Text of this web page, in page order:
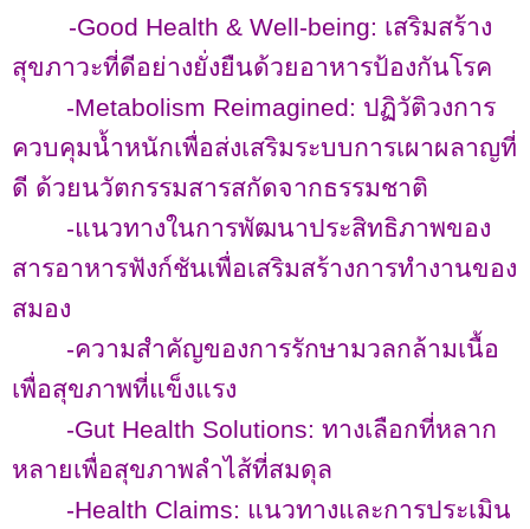
-Good Health & Well-being: เสริมสร้าง
สุขภาวะที่ดีอย่างยั่งยืนด้วยอาหารป้องกันโรค
-Metabolism Reimagined: ปฏิวัติวงการ
ควบคุมน้ำหนักเพื่อส่งเสริมระบบการเผาผลาญที่
ดี ด้วยนวัตกรรมสารสกัดจากธรรมชาติ
-แนวทางในการพัฒนาประสิทธิภาพของ
สารอาหารฟังก์ชันเพื่อเสริมสร้างการทำงานของ
สมอง
-ความสำคัญของการรักษามวลกล้ามเนื้อ
เพื่อสุขภาพที่แข็งแรง
-Gut Health Solutions: ทางเลือกที่หลาก
หลายเพื่อสุขภาพลำไส้ที่สมดุล
-Health Claims: แนวทางและการประเมิน